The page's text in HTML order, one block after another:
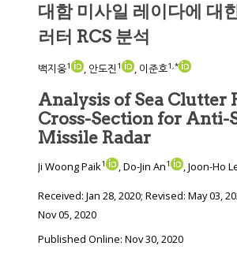
대함 미사일 레이다에 대
러터 RCS 분석
백지웅1 , 안도진 1 , 이준호1,*
Analysis of Sea Clutter
Cross-Section for Anti-
Missile Radar
Ji Woong Paik1 , Do-Jin An1 , Joon-Ho
Received: Jan 28, 2020; Revised: May 03,
Nov 05, 2020
Published Online: Nov 30, 2020